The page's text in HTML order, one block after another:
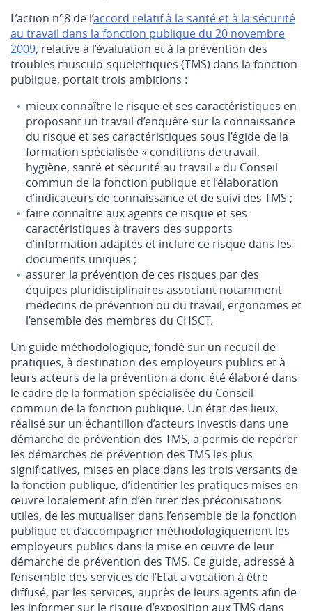
L’action n°8 de l’accord relatif à la santé et à la sécurité
au travail dans la fonction publique du 20 novembre
2009, relative à l’évaluation et à la prévention des
troubles musculo-squelettiques (TMS) dans la fonction
publique, portait trois ambitions :
mieux connaître le risque et ses caractéristiques en
proposant un travail d’enquête sur la connaissance
du risque et ses caractéristiques sous l’égide de la
formation spécialisée « conditions de travail,
hygiène, santé et sécurité au travail » du Conseil
commun de la fonction publique et l’élaboration
d’indicateurs de connaissance et de suivi des TMS ;
faire connaître aux agents ce risque et ses
caractéristiques à travers des supports
d’information adaptés et inclure ce risque dans les
documents uniques ;
assurer la prévention de ces risques par des
équipes pluridisciplinaires associant notamment
médecins de prévention ou du travail, ergonomes et
l’ensemble des membres du CHSCT.
Un guide méthodologique, fondé sur un recueil de
pratiques, à destination des employeurs publics et à
leurs acteurs de la prévention a donc été élaboré dans
le cadre de la formation spécialisée du Conseil
commun de la fonction publique. Un état des lieux,
réalisé sur un échantillon d’acteurs investis dans une
démarche de prévention des TMS, a permis de repérer
les démarches de prévention des TMS les plus
significatives, mises en place dans les trois versants de
la fonction publique, d’identifier les pratiques mises en
œuvre localement afin d’en tirer des préconisations
utiles, de les mutualiser dans l’ensemble de la fonction
publique et d’accompagner méthodologiquement les
employeurs publics dans la mise en œuvre de leur
démarche de prévention des TMS. Ce guide, adressé à
l’ensemble des services de l’Etat a vocation à être
diffusé, par les services, auprès de leurs agents afin de
les informer sur le risque d’exposition aux TMS dans